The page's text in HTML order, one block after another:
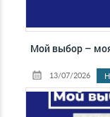
Мой выбор –
13/07/2026